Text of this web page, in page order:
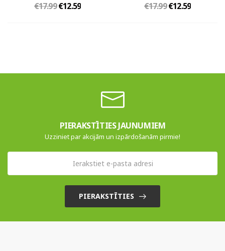
€17.99€12.59 €17.99€12.59
PIERAKSTĪTIES JAUNUMIEM
Uzziniet par akcijām un izpārdošanām pirmie!
PIERAKSTĪTIES